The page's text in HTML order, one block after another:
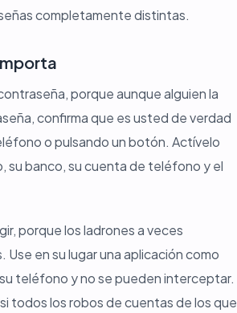
completamente distintas.
porque aunque alguien la
confirma que es usted de verdad
o pulsando un botón. Actívelo
su banco, su cuenta de teléfono y el
porque los ladrones a veces
en su lugar una aplicación como
teléfono y no se pueden interceptar.
todos los robos de cuentas de los que